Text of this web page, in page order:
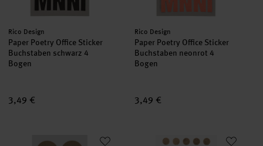
Hersteller:
Rico Design
Paper Poetry Office Sticker
Buchstaben schwarz 4
Bogen
3,49 €
Hersteller:
Rico Design
Paper Poetry Office Sticker
Buchstaben neonrot 4
Bogen
3,49 €
Paper Poetry Sticker Punkte gold 25mm 4 Bogen
Paper Poetry Sticker Punkte